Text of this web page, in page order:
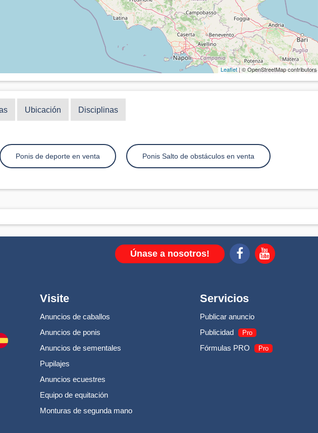
Leaflet| © OpenStreetMap contributors
Ubicación Disciplinas
Ponis de deporte en venta Ponis Salto de obstáculos en venta
Únase a nosotros!
Visite
Anuncios de caballos
Anuncios de ponis
Anuncios de sementales
Pupilajes
Anuncios ecuestres
Equipo de equitación
Monturas de segunda mano
Servicios
Publicar anuncio
Publicidad
Pro
Fórmulas PRO Pro